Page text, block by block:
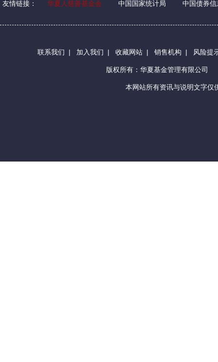
友情链接： 华夏人慈善基金会 中国国家统计局 中国债券信
联系我们 | 加入我们 | 收藏网站 | 销售机构 | 风险提
版权所有：华夏基金管理有限公司
本网站所有资讯与说明文字仅